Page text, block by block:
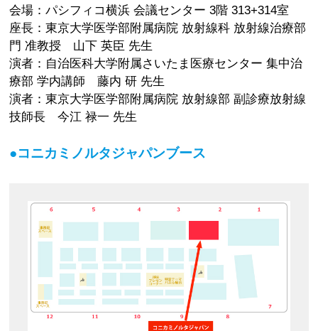
会場：パシフィコ横浜 会議センター 3階 313+314室
座長：東京大学医学部附属病院 放射線科 放射線治療部
門 准教授 山下 英臣 先生
演者：自治医科大学附属さいたま医療センター 集中治
療部 学内講師 藤内 研 先生
演者：東京大学医学部附属病院 放射線部 副診療放射線
技師長 今江 禄一 先生
●コニカミノルタジャパンブース